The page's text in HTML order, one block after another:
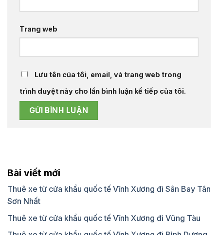
Trang web
Lưu tên của tôi, email, và trang web trong
trình duyệt này cho lần bình luận kế tiếp của tôi.
Bài viết mới
Thuê xe từ cửa khẩu quốc tế Vĩnh Xương đi Sân Bay Tân
Sơn Nhất
Thuê xe từ cửa khẩu quốc tế Vĩnh Xương đi Vũng Tàu